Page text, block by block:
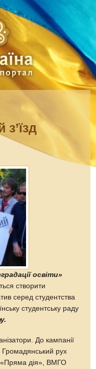
освіти»
створити
серед студентства
студентську раду
До кампанії
Громадянський рух
«Пряма дія», ВМГО